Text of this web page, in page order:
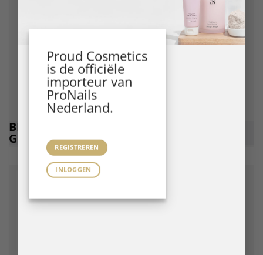
Proud Cosmetics
is de officiële
importeur van
ProNails
Nederland.
REGISTREREN
INLOGGEN
BIAB BSYSTEMS
GELS